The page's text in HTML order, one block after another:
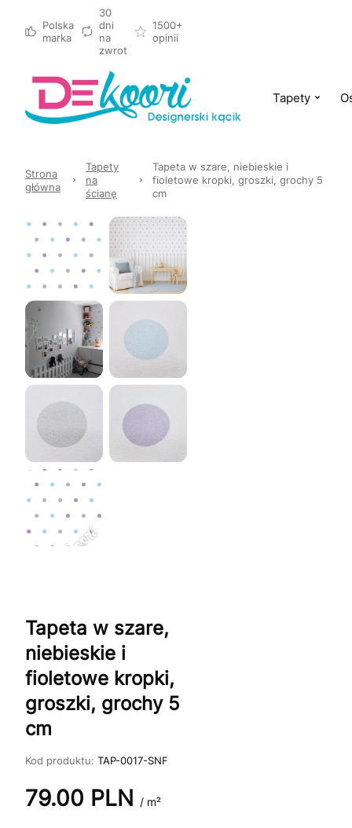
Polska
marka
30
dni
na
zwrot
1500+
opinii
Tapety
Strona
główna
Tapety
na
ścianę
Tapeta w szare, niebieskie i
fioletowe kropki, groszki, grochy 5
cm
Tapeta w szare,
niebieskie i
fioletowe kropki,
groszki, grochy 5
cm
Kod produktu: TAP-0017-SNF
79.00 PLN / m²